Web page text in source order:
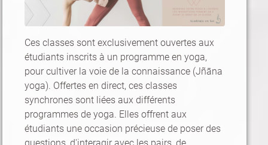
Ces classes sont exclusivement ouvertes aux
étudiants inscrits à un programme en yoga,
pour cultiver la voie de la connaissance (Jñāna
yoga). Offertes en direct, ces classes
synchrones sont liées aux différents
programmes de yoga. Elles offrent aux
étudiants une occasion précieuse de poser des